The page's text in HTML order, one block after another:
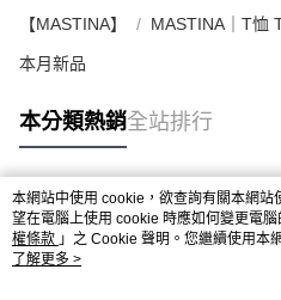
【MASTINA】 MASTINA｜T恤
本月新品
本分類熱銷全站排行
熱門標籤
本網站中使用 cookie，欲查詢有關本網
望在電腦上使用 cookie 時應如何變更電
權條款 」之 Cookie 聲明。您繼續使用本
用條款之 Cookie 聲明使用 cookie。
了解更多 >